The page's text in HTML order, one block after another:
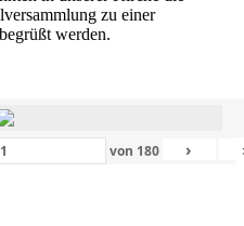
zu einer
werden.
von 180 ›